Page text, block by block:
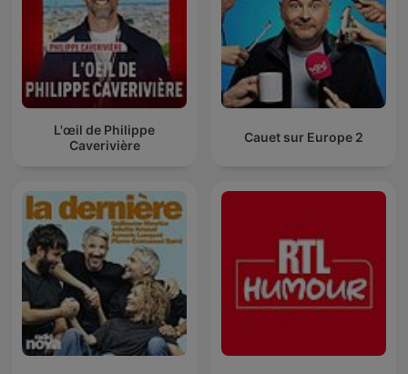
L'œil de Philippe
Caverivière
Cauet sur Europe 2